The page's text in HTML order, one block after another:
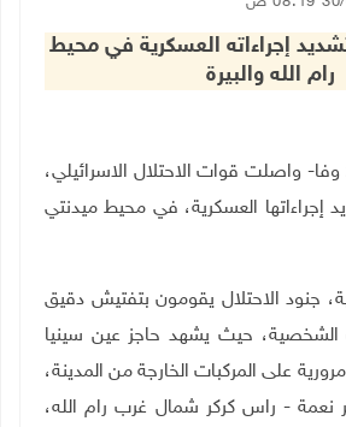
إجراءاته العسكرية في محيط
رام الله والبيرة
رام الله 30-1-2025 وفا- واصلت قوات الاحتلال الاسرائيلي،
إجراءاتها العسكرية، في محيط ميدنتي
جنود الاحتلال يقومون بتفتيش دقيق
الشخصية، حيث يشهد حاجز عين سينيا
على المركبات الخارجة من المدينة،
نعمة - راس كركر شمال غرب رام الله،